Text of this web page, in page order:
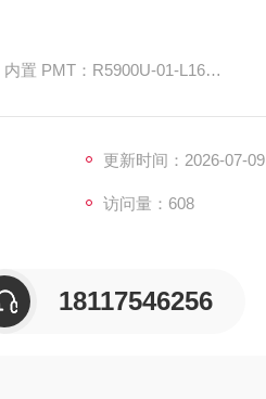
置 PMT：R5900U-01-L16
更新时间：2026-07-09
访问量：608
18117546256